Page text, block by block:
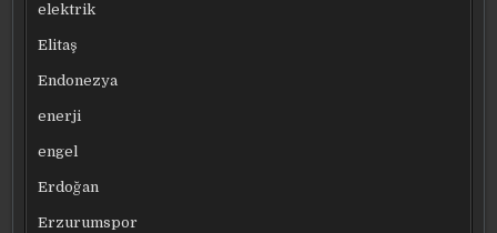
elektrik
Elitaş
Endonezya
enerji
engel
Erdoğan
Erzurumspor